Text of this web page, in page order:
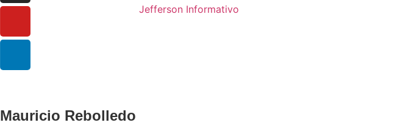
Jefferson Informativo
Mauricio Rebolledo